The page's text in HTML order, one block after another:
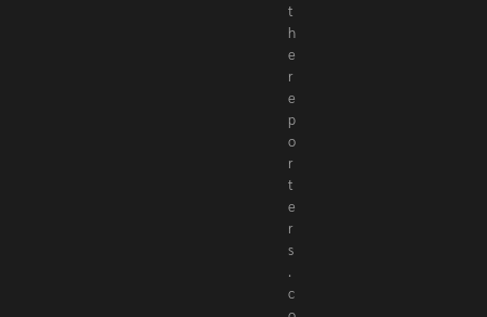
t
h
e
r
e
p
o
r
t
e
r
s
.
c